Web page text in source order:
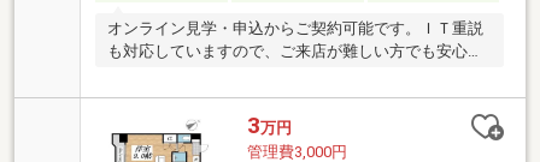
オンライン見学・申込からご契約可能です。ＩＴ重説
も対応していますので、ご来店が難しい方でも安心で
3万円
管理費3,000円